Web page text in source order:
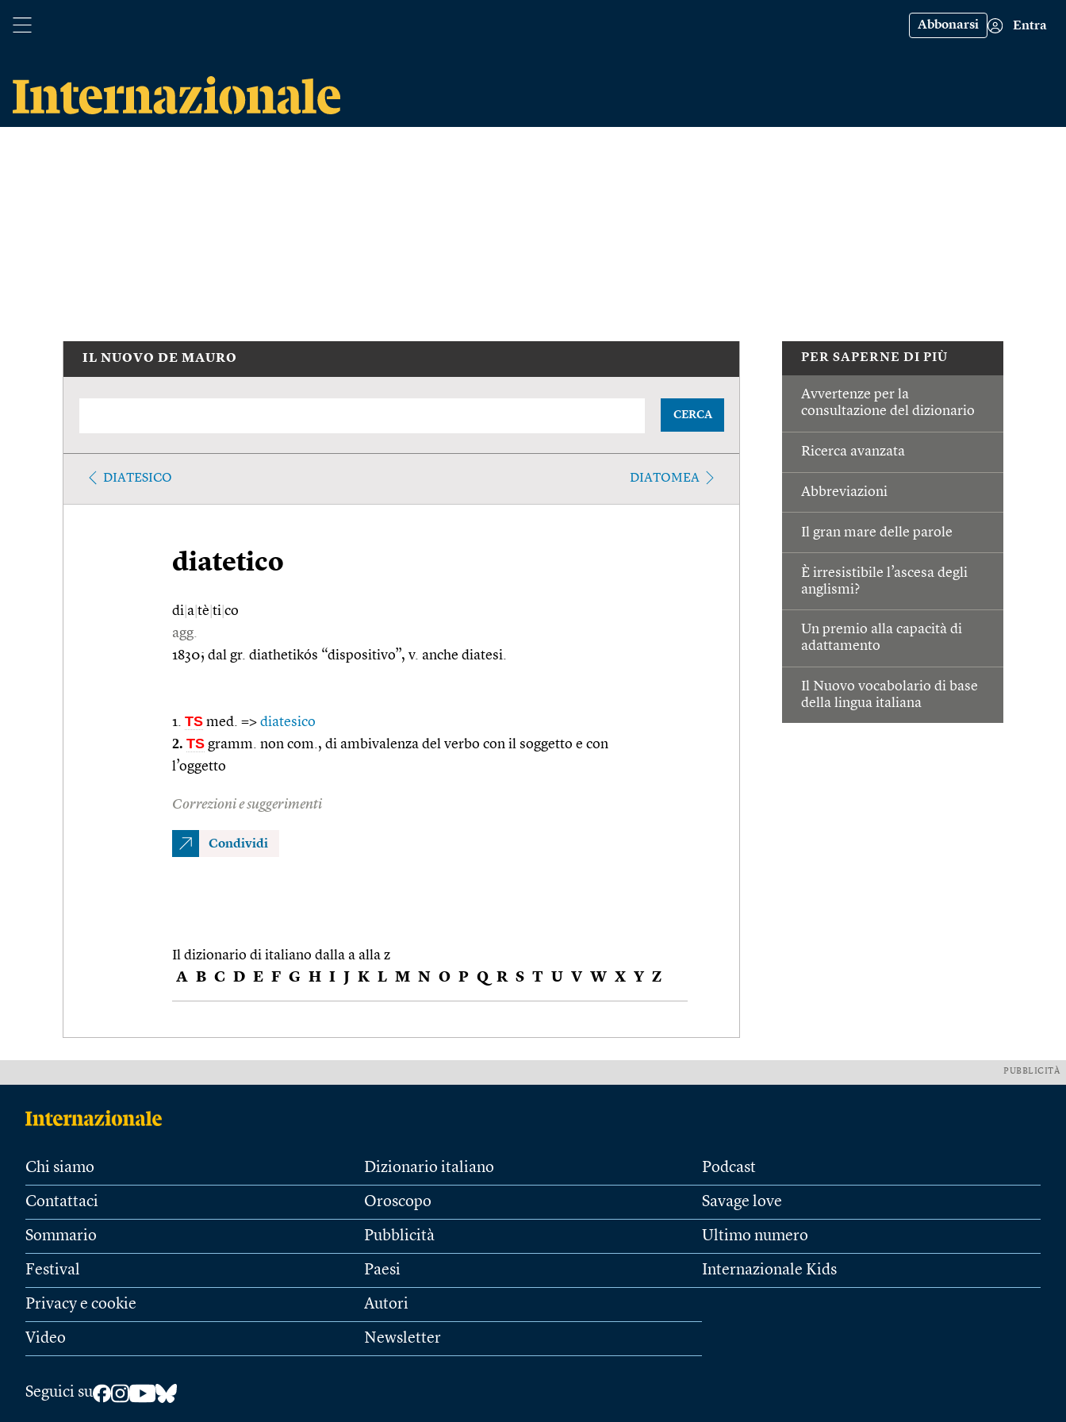
Abbonarsi Entra
PER SAPERNE DI PIÙ
Avvertenze per la
consultazione del dizionario
Ricerca avanzata
Abbreviazioni
Il gran mare delle parole
È irresistibile l’ascesa degli
anglismi?
Un premio alla capacità di
adattamento
Il Nuovo vocabolario di base
della lingua italiana
IL NUOVO DE MAURO
CERCA
DIATESICO DIATOMEA
diatetico
di a tè ti co
agg.
1830; dal gr. diathetikós “dispositivo”, v. anche diatesi.
1. TS med. => diatesico
2. TS gramm. non com., di ambivalenza del verbo con il soggetto e con
l’oggetto
Correzioni e suggerimenti
Condividi
Il dizionario di italiano dalla a alla z
A B C D E F G H I J K L M N O P Q R S T U V W X Y Z
PUBBLICITÀ
Chi siamo
Contattaci
Sommario
Festival
Privacy e cookie
Video
Dizionario italiano
Oroscopo
Pubblicità
Paesi
Autori
Newsletter
Podcast
Savage love
Ultimo numero
Internazionale Kids
Seguici su